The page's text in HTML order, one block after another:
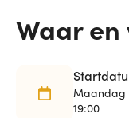
Waar
Maandag
19:00